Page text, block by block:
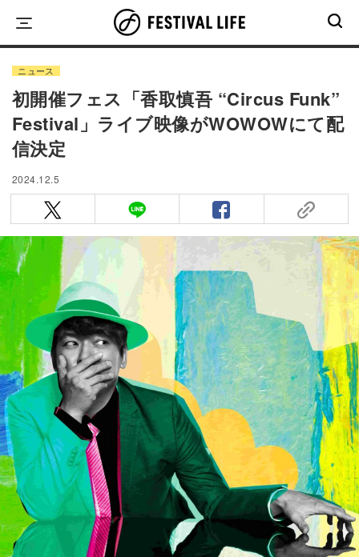
content
ニュース
初開催フェス「香取慎吾 “Circus Funk”
Festival」ライブ映像がWOWOWにて配
信決定
2024.12.5